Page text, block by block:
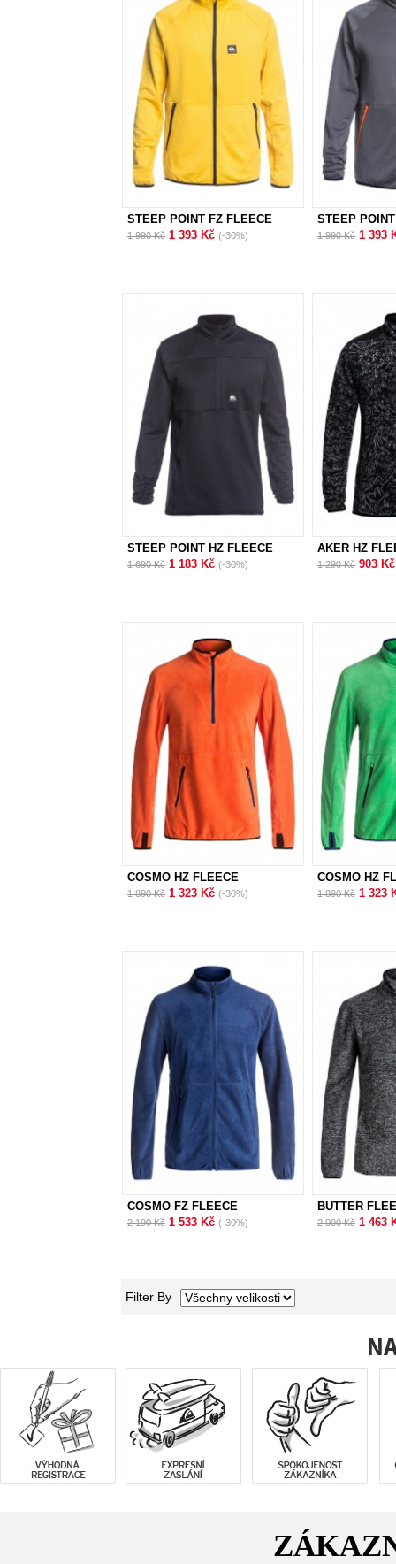
STEEP POINT FZ FLEECE
1 990 Kč 1 393 Kč (-30%)
STEEP
1 990 Kč 1 393
STEEP POINT HZ FLEECE
1 690 Kč 1 183 Kč (-30%)
AKER HZ
KVJ4
1 290 Kč 903
COSMO HZ FLEECE
1 890 Kč 1 323 Kč (-30%)
COSMO HZ
1 890 Kč 1 323
COSMO FZ FLEECE
2 190 Kč 1 533 Kč (-30%)
BUTTER
2 090 Kč 1 463
Filter By